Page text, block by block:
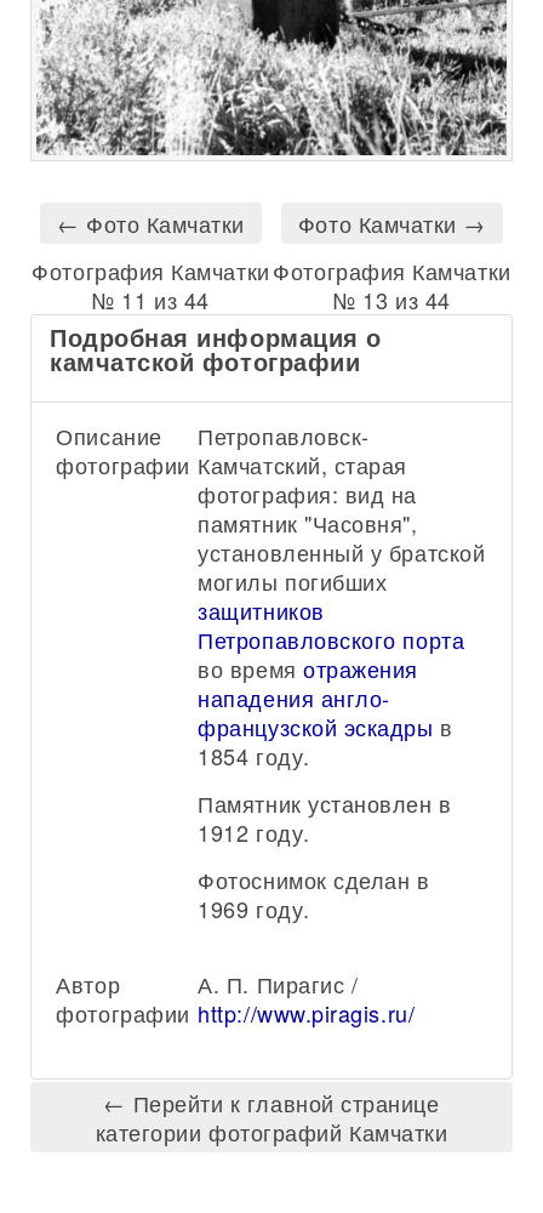
← Фото Камчатки
Фотография Камчатки
№ 11 из 44
Фото Камчатки →
Фотография Камчатки
№ 13 из 44
Подробная информация о
камчатской фотографии
Описание
фотографии:
Петропавловск-
Камчатский, старая
фотография: вид на
памятник "Часовня",
установленный у братской
могилы погибших
защитников
Петропавловского порта
во времяотражения
нападения англо-
французской эскадры в
1854 году.
Памятник установлен в
1912 году.
Фотоснимок сделан в
1969 году.
Автор
фотографии:
А. П. Пирагис /
http://www.piragis.ru/
← Перейти к главной странице
категории фотографий Камчатки